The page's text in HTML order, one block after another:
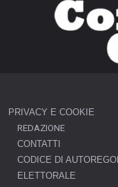
PRIVACY E COOKIE
REDAZIONE
CONTATTI
CODICE DI
ELETTORALE